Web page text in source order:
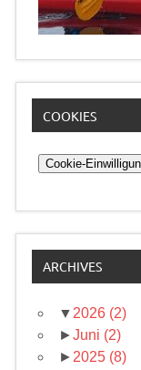
COOKIES
Cookie-
ARCHIVES
▼ 2026 (2)
►Juni (2)
► 2025 (8)